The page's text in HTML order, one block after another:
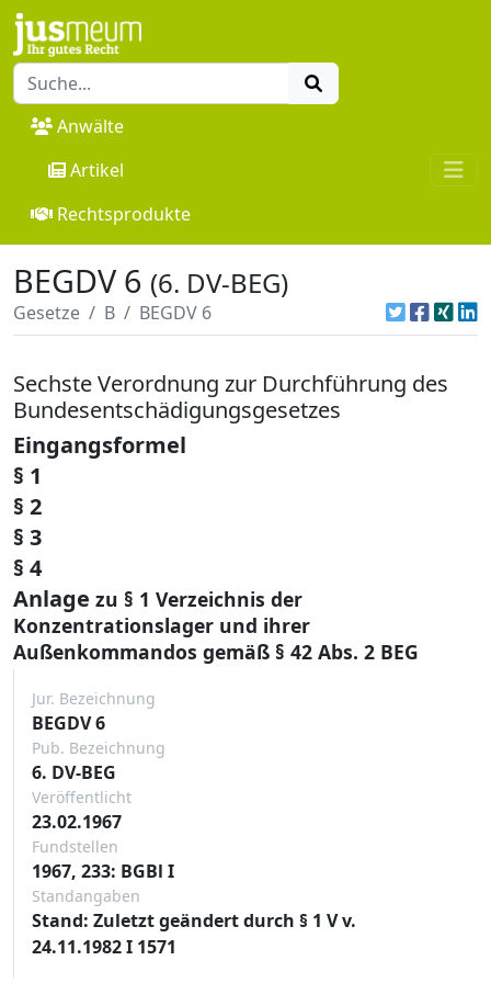
Anwälte
Artikel
Rechtsprodukte
BEGDV 6 (6. DV-BEG)
Gesetze B BEGDV 6
Sechste Verordnung zur Durchführung des
Bundesentschädigungsgesetzes
Eingangsformel
§ 1
§ 2
§ 3
§ 4
Anlage zu § 1 Verzeichnis der
Konzentrationslager und ihrer
Außenkommandos gemäß § 42 Abs. 2 BEG
Jur. Bezeichnung
BEGDV 6
Pub. Bezeichnung
6. DV-BEG
Veröffentlicht
23.02.1967
Fundstellen
1967, 233: BGBl I
Standangaben
Stand: Zuletzt geändert durch § 1 V v.
24.11.1982 I 1571